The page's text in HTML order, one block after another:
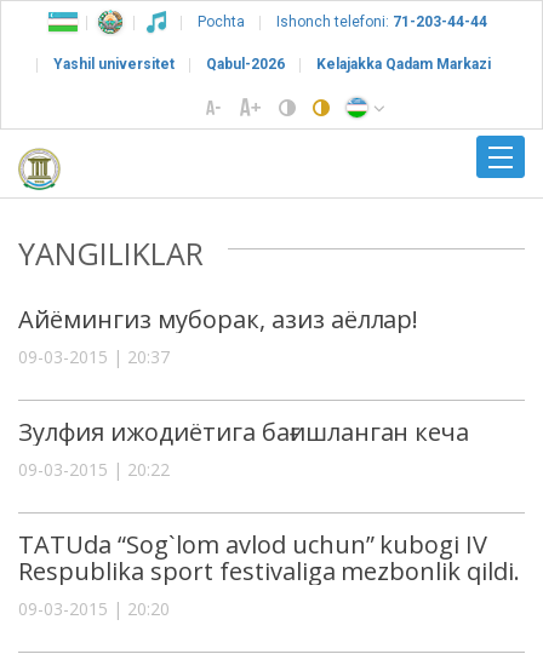
Pochta Ishonch telefoni: 71-203-44-44
Yashil universitet Qabul-2026 Kelajakka Qadam Markazi
YANGILIKLAR
Айёмингиз муборак, азиз аёллар!
09-03-2015 | 20:37
Зулфия ижодиётига бағишланган кеча
09-03-2015 | 20:22
TATUda “Sog`lom avlod uchun” kubogi IV
Respublika sport festivaliga mezbonlik qildi.
09-03-2015 | 20:20